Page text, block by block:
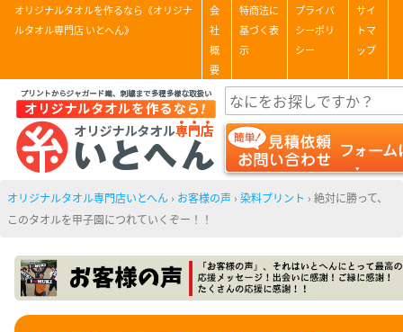
オリジナルタオルを作るなら《オリジナ
ルタオル専門店 いとへん》
会
社
概
要
特商法に
基づく表
示
プライバ
シーポリ
シー
サイ
トマ
ップ
オリジナルタオル専門店いとへん › お客様の声 › 染料プリント › 絶対に勝って、
このタオルを甲子園につれていくぞー！！